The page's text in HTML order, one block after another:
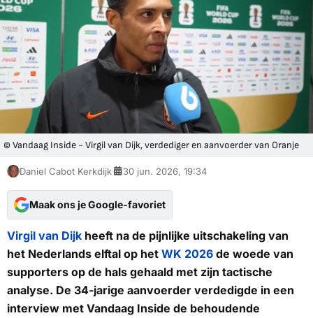
© Vandaag Inside - Virgil van Dijk, verdediger en aanvoerder van Oranje
Daniel Cabot Kerkdijk 30 jun. 2026, 19:34
Maak ons je Google-favoriet
Virgil van Dijk heeft na de pijnlijke uitschakeling van
het Nederlands elftal op het WK 2026 de woede van
supporters op de hals gehaald met zijn tactische
analyse. De 34-jarige aanvoerder verdedigde in een
interview met Vandaag Inside de behoudende